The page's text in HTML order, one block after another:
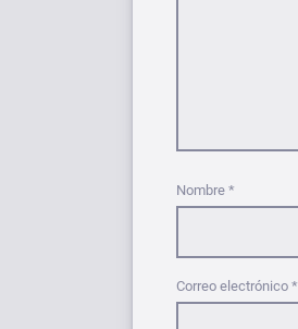
Nombre *
Correo electrónico *